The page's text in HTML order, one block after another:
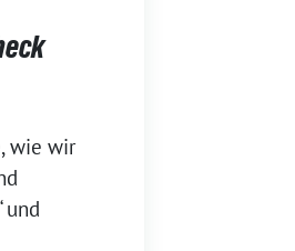
wie wir
und